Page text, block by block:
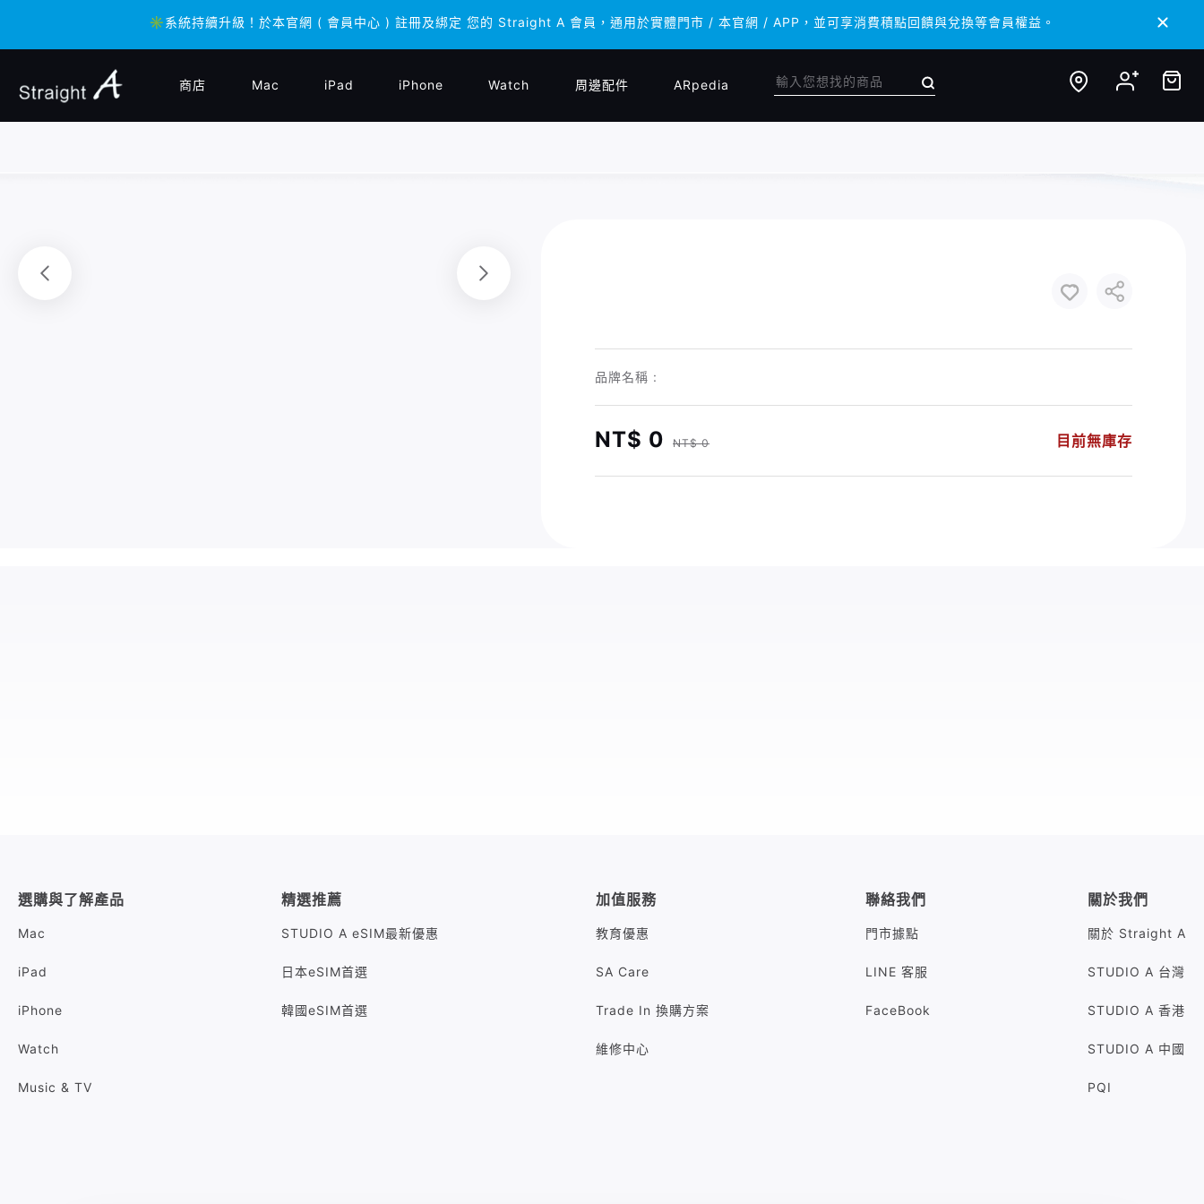
✳️系統持續升級！於本官網 ( 會員中心 ) 註冊及綁定 您的 Straight A 會員，通用於實體門市 / 本官網 / APP，並可享消費積點回饋與兌換等會員權益。
✳️系統持續升級！於本官網 ( 會員中心 ) 註冊及綁定 您的 Straight A 會員，通用於實體門市 / 本官網 / APP，並可享消費積點回饋與兌換等會員權益。
商店 Mac iPad iPhone Watch 周邊配件 ARpedia
品牌名稱 :
NT$ 0 NT$ 0 目前無庫存
選購與了解產品
Mac
iPad
iPhone
Watch
Music & TV
精選推薦
STUDIO A eSIM最新優惠
日本eSIM首選
韓國eSIM首選
加值服務
教育優惠
SA Care
Trade In 換購方案
維修中心
聯絡我們
門市據點
LINE 客服
FaceBook
關於我們
關於 Straight A
STUDIO A 台灣
STUDIO A 香港
STUDIO A 中國
PQI